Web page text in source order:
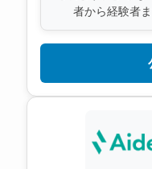
者から経験者